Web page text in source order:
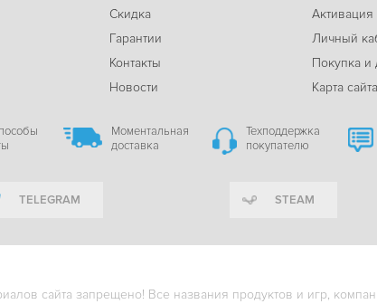
Скидка
Гарантии
Контакты
Новости
Активация
Личный
Покупка и
Карта сайта
Моментальная
доставка
Техподдержка
покупателю
TELEGRAM STEAM
сайта запрещено! Все названия продуктов и игр,